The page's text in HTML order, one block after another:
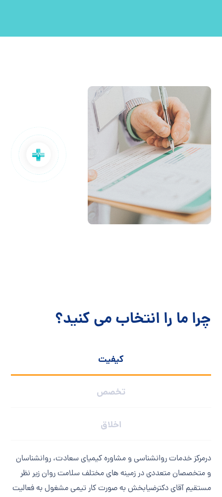
چرا ما را انتخاب می کنید؟
کیفیت
تخصص
اخلاق
درمرکز خدمات روانشناسی و مشاوره کیمیای سعادت، روانشناسان
و متخصصان متعددی در زمینه های مختلف سلامت روان زیر نظر
مستقیم آقای دکترضیابخش به صورت کار تیمی مشغول به فعالیت